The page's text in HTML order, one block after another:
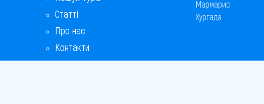
Статті
Про нас
Контакти
Бонусна програма
Мармарис
Хургада